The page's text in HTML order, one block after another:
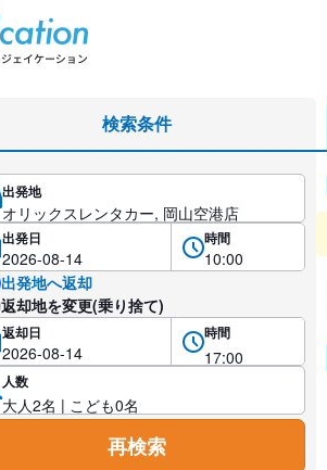
検索条件
出発地
出発日 時間
出発地へ返却
返却地を変更(乗り捨て)
返却日 時間
人数
再検索